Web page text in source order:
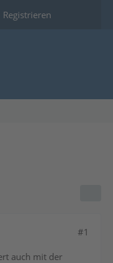
Registrieren
#1
auch mit der